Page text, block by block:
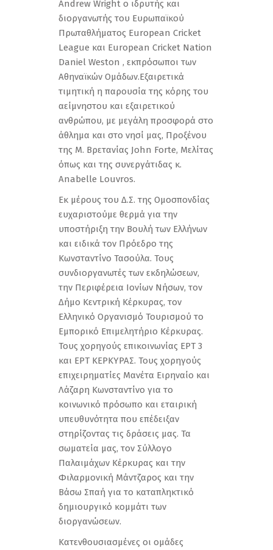
Andrew Wright ο ιδρυτής και
διοργανωτής του Ευρωπαϊκού
Πρωταθλήματος European Cricket
League και European Cricket Nation
Daniel Weston , εκπρόσωποι των
Αθηναϊκών Ομάδων.Εξαιρετικά
τιμητική η παρουσία της κόρης του
αείμνηστου και εξαιρετικού
ανθρώπου, με μεγάλη προσφορά στο
άθλημα και στο νησί μας, Προξένου
της Μ. Βρετανίας John Forte, Mελίτας
όπως και της συνεργάτιδας κ.
Αnabelle Louvros.
Εκ μέρους του Δ.Σ. της Ομοσπονδίας
ευχαριστούμε θερμά για την
υποστήριξη την Βουλή των Ελλήνων
και ειδικά τον Πρόεδρο της
Κωνσταντίνο Τασούλα. Τους
συνδιοργανωτές των εκδηλώσεων,
την Περιφέρεια Ιονίων Νήσων, τον
Δήμο Κεντρική Κέρκυρας, τον
Ελληνικό Οργανισμό Τουρισμού το
Εμπορικό Επιμελητήριο Κέρκυρας.
Τους χορηγούς επικοινωνίας ΕΡΤ 3
και ΕΡΤ ΚΕΡΚΥΡΑΣ. Τους χορηγούς
επιχειρηματίες Μανέτα Ειρηναίο και
Λάζαρη Κωνσταντίνο για το
κοινωνικό πρόσωπο και εταιρική
υπευθυνότητα που επέδειξαν
στηρίζοντας τις δράσεις μας. Τα
σωματεία μας, τον Σύλλογο
Παλαιμάχων Κέρκυρας και την
Φιλαρμονική Μάντζαρος και την
Βάσω Σπαή για το καταπληκτικό
δημιουργικό κομμάτι των
διοργανώσεων.
Κατενθουσιασμένες οι ομάδες